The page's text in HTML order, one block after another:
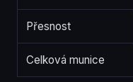
Přesnost
Celková munice